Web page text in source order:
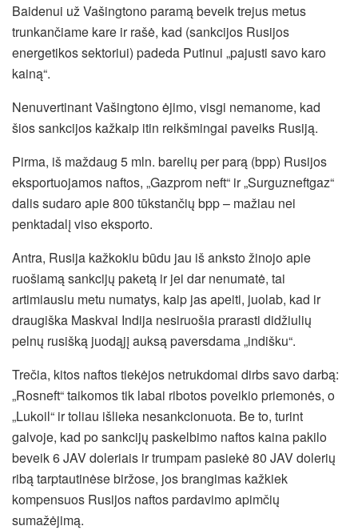
Baidenui už Vašingtono paramą beveik trejus metus
trunkančiame kare ir rašė, kad (sankcijos Rusijos
energetikos sektoriui) padeda Putinui „pajusti savo karo
kainą“.
Nenuvertinant Vašingtono ėjimo, visgi nemanome, kad
šios sankcijos kažkaip itin reikšmingai paveiks Rusiją.
Pirma, iš maždaug 5 mln. barelių per parą (bpp) Rusijos
eksportuojamos naftos, „Gazprom neft“ ir „Surguzneftgaz“
dalis sudaro apie 800 tūkstančių bpp – mažiau nei
penktadalį viso eksporto.
Antra, Rusija kažkokiu būdu jau iš anksto žinojo apie
ruošiamą sankcijų paketą ir jei dar nenumatė, tai
artimiausiu metu numatys, kaip jas apeiti, juolab, kad ir
draugiška Maskvai Indija nesiruošia prarasti didžiulių
pelnų rusišką juodąjį auksą paversdama „indišku“.
Trečia, kitos naftos tiekėjos netrukdomai dirbs savo darbą:
„Rosneft“ taikomos tik labai ribotos poveikio priemonės, o
„Lukoil“ ir toliau išlieka nesankcionuota. Be to, turint
galvoje, kad po sankcijų paskelbimo naftos kaina pakilo
beveik 6 JAV doleriais ir trumpam pasiekė 80 JAV dolerių
ribą tarptautinėse biržose, jos brangimas kažkiek
kompensuos Rusijos naftos pardavimo apimčių
sumažėjimą.